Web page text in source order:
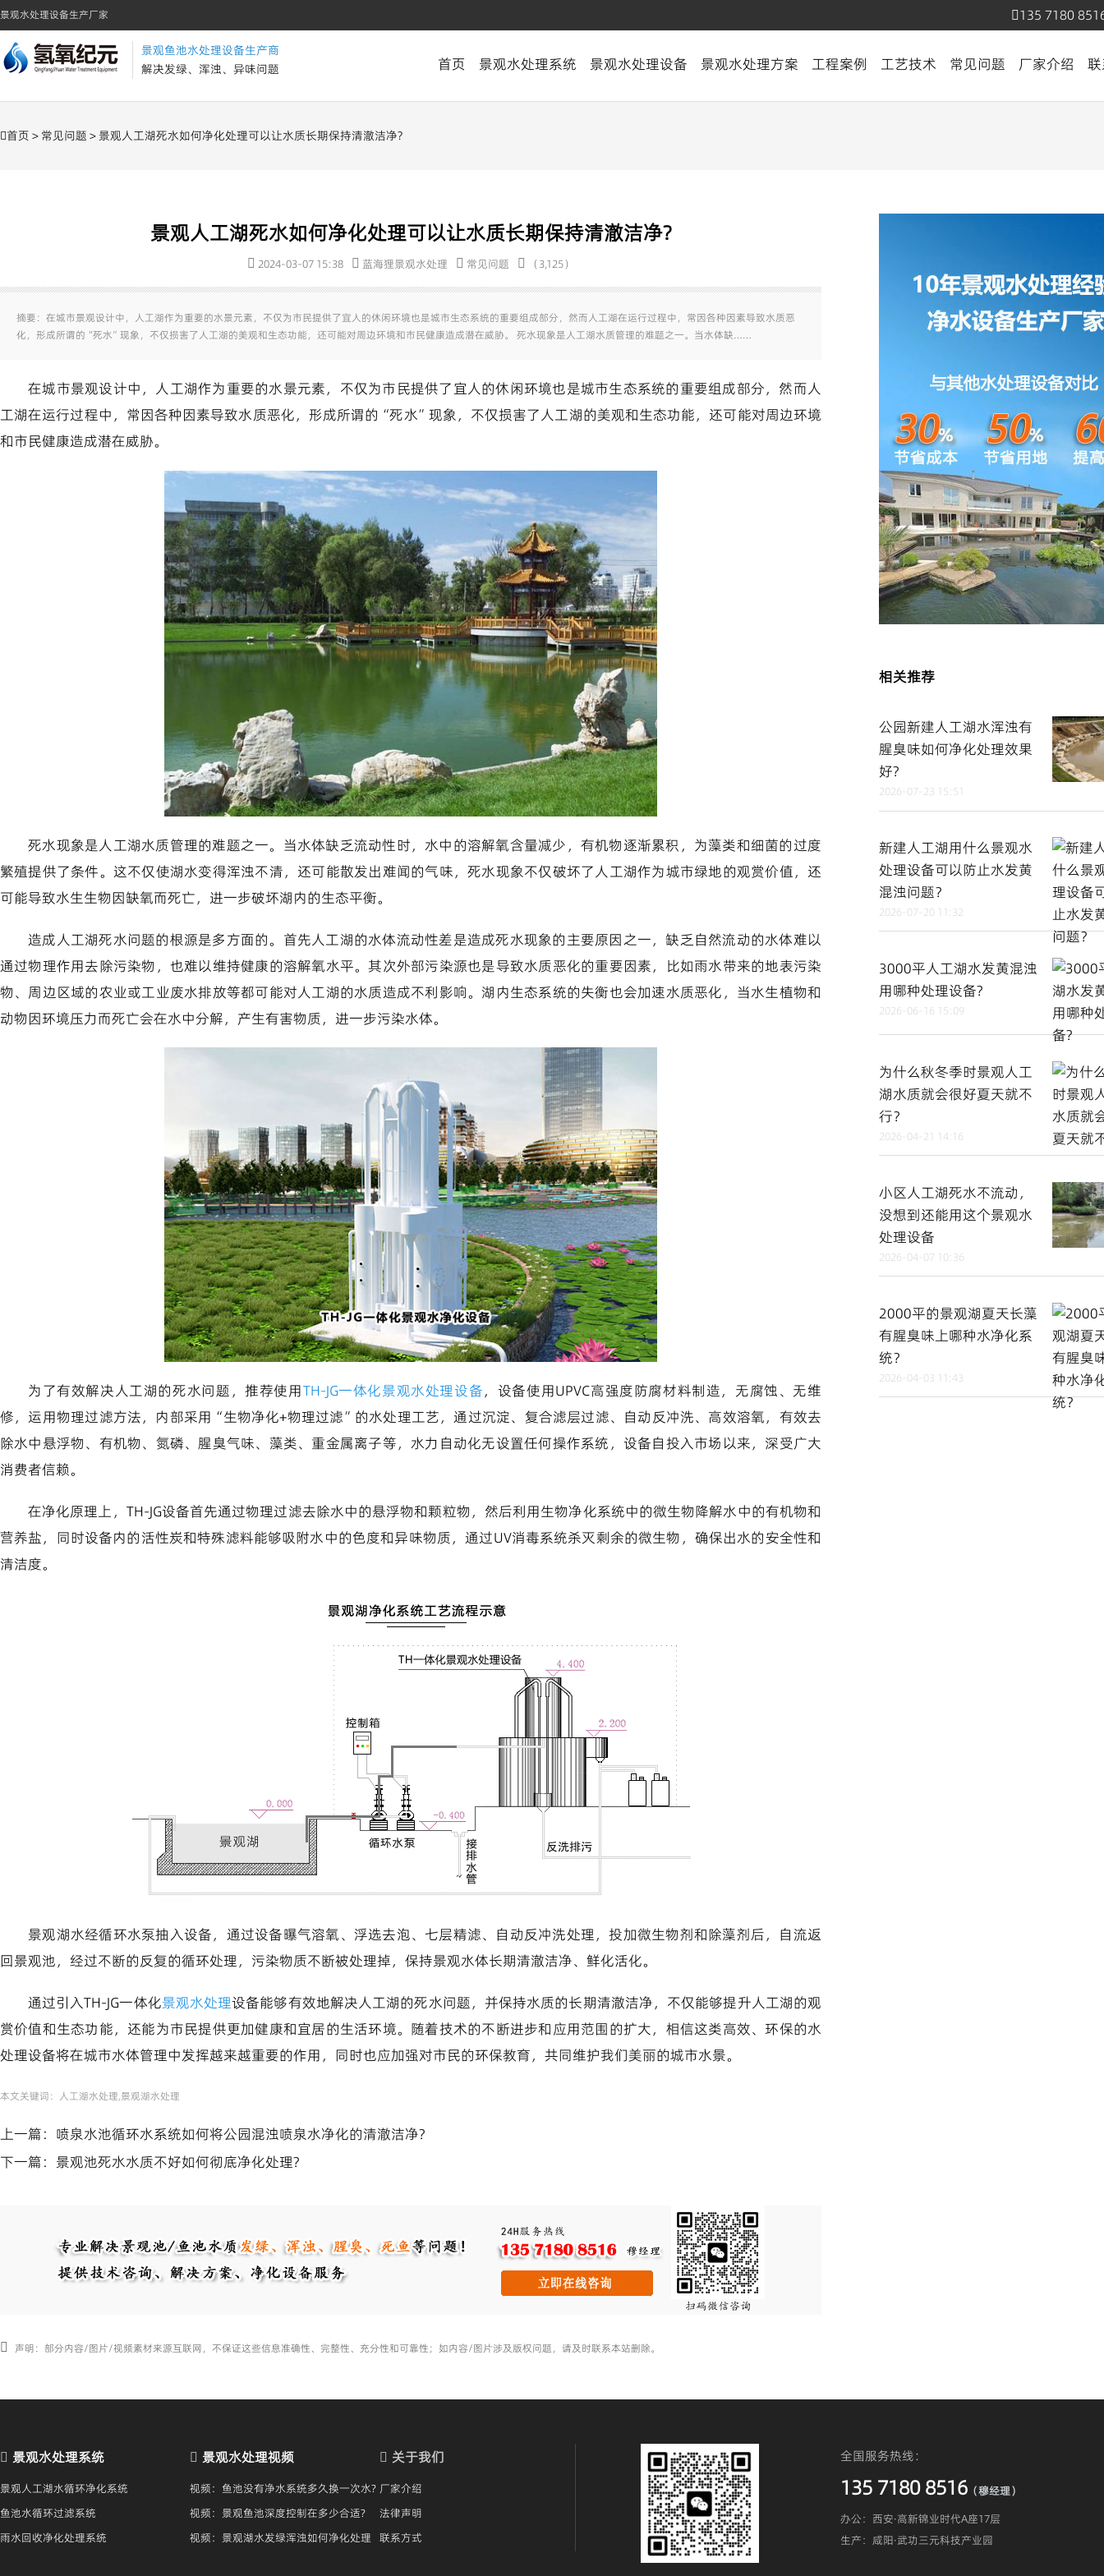
景观水处理设备生产厂家 135 7180
景观鱼池水处理设备生产商
解决发绿、浑浊、异味问题
首页 景观水处理系统 景观水处理设备 景观水处理方案 工程案例 工艺技术 常见问题 厂家介绍
首页 > 常见问题 > 景观人工湖死水如何净化处理可以让水质长期保持清澈洁净?
景观人工湖死水如何净化处理可以让水质长期保持清澈洁净?
2024-03-07 15:38 蓝海狸景观水处理 常见问题 （3,125）
摘要：在城市景观设计中，人工湖作为重要的水景元素，不仅为市民提供了宜人的休闲环境也是城市生态系统的重要组成部分，然而人工湖在运行过程中，常因各种因素导致水质恶
化，形成所谓的“死水”现象，不仅损害了人工湖的美观和生态功能，还可能对周边环境和市民健康造成潜在威胁。 死水现象是人工湖水质管理的难题之一。当水体缺……
在城市景观设计中，人工湖作为重要的水景元素，不仅为市民提供了宜人的休闲环境也是城市生态系统的重要组成部分，然而人
工湖在运行过程中，常因各种因素导致水质恶化，形成所谓的“死水”现象，不仅损害了人工湖的美观和生态功能，还可能对周边环境
和市民健康造成潜在威胁。
死水现象是人工湖水质管理的难题之一。当水体缺乏流动性时，水中的溶解氧含量减少，有机物逐渐累积，为藻类和细菌的过度
繁殖提供了条件。这不仅使湖水变得浑浊不清，还可能散发出难闻的气味，死水现象不仅破坏了人工湖作为城市绿地的观赏价值，还
可能导致水生生物因缺氧而死亡，进一步破坏湖内的生态平衡。
造成人工湖死水问题的根源是多方面的。首先人工湖的水体流动性差是造成死水现象的主要原因之一，缺乏自然流动的水体难以
通过物理作用去除污染物，也难以维持健康的溶解氧水平。其次外部污染源也是导致水质恶化的重要因素，比如雨水带来的地表污染
物、周边区域的农业或工业废水排放等都可能对人工湖的水质造成不利影响。湖内生态系统的失衡也会加速水质恶化，当水生植物和
动物因环境压力而死亡会在水中分解，产生有害物质，进一步污染水体。
为了有效解决人工湖的死水问题，推荐使用TH-JG一体化景观水处理设备，设备使用UPVC高强度防腐材料制造，无腐蚀、无维
修，运用物理过滤方法，内部采用“生物净化+物理过滤”的水处理工艺，通过沉淀、复合滤层过滤、自动反冲洗、高效溶氧，有效去
除水中悬浮物、有机物、氮磷、腥臭气味、藻类、重金属离子等，水力自动化无设置任何操作系统，设备自投入市场以来，深受广大
消费者信赖。
在净化原理上，TH-JG设备首先通过物理过滤去除水中的悬浮物和颗粒物，然后利用生物净化系统中的微生物降解水中的有机物和
营养盐，同时设备内的活性炭和特殊滤料能够吸附水中的色度和异味物质，通过UV消毒系统杀灭剩余的微生物，确保出水的安全性和
清洁度。
景观湖水经循环水泵抽入设备，通过设备曝气溶氧、浮选去泡、七层精滤、自动反冲洗处理，投加微生物剂和除藻剂后，自流返
回景观池，经过不断的反复的循环处理，污染物质不断被处理掉，保持景观水体长期清澈洁净、鲜化活化。
通过引入TH-JG一体化景观水处理设备能够有效地解决人工湖的死水问题，并保持水质的长期清澈洁净，不仅能够提升人工湖的观
赏价值和生态功能，还能为市民提供更加健康和宜居的生活环境。随着技术的不断进步和应用范围的扩大，相信这类高效、环保的水
处理设备将在城市水体管理中发挥越来越重要的作用，同时也应加强对市民的环保教育，共同维护我们美丽的城市水景。
本文关键词： 人工湖水处理,景观湖水处理
上一篇： 喷泉水池循环水系统如何将公园混浊喷泉水净化的清澈洁净?
下一篇： 景观池死水水质不好如何彻底净化处理?
声明：部分内容/图片/视频素材来源互联网，不保证这些信息准确性、完整性、充分性和可靠性；如内容/图片涉及版权问题，请及时联系本站删除。
相关推荐
公园新建人工湖水浑浊有
腥臭味如何净化处理效果
好?
2026-07-23 15:51
新建人工湖用什么景观水
处理设备可以防止水发黄
混浊问题？
2026-07-20 11:32
3000平人工湖水发黄混浊
用哪种处理设备?
2026-06-16 15:09
为什么秋冬季时景观人工
湖水质就会很好夏天就不
行？
2026-04-21 14:16
小区人工湖死水不流动，
没想到还能用这个景观水
处理设备
2026-04-07 10:36
2000平的景观湖夏天长藻
有腥臭味上哪种水净化系
统？
2026-04-03 11:43
景观水处理系统
景观人工湖水循环净化系统
鱼池水循环过滤系统
雨水回收净化处理系统
景观水处理视频
视频：鱼池没有净水系统多久换一次水?
视频：景观鱼池深度控制在多少合适?
视频：景观湖水发绿浑浊如何净化处理
关于我们
厂家介绍
法律声明
联系方式
全国服务热线：
135 7180 8516 （穆经理）
办公：西安·高新锦业时代A座17层
生产：咸阳·武功三元科技产业园